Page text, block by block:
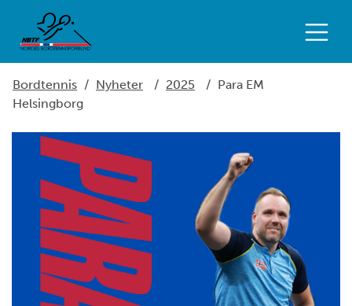
Bordtennis / Nyheter / 2025 / Para EM
Helsingborg